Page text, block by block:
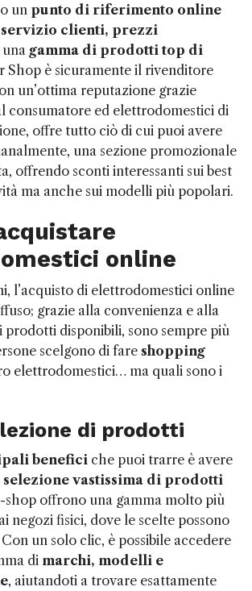
un punto di riferimento online
clienti, prezzi
gamma di prodotti top di
Shop è sicuramente il rivenditore
un’ottima reputazione grazie
consumatore ed elettrodomestici di
offre tutto ciò di cui puoi avere
una sezione promozionale
offrendo sconti interessanti sui best
ma anche sui modelli più popolari.
online
l’acquisto di elettrodomestici online
grazie alla convenienza e alla
prodotti disponibili, sono sempre più
scelgono di fare shopping
elettrodomestici… ma quali sono i
di prodotti
beneficiche puoi trarre è avere
selezione vastissima di prodotti
shop offrono una gamma molto più
negozi fisici, dove le scelte possono
un solo clic, è possibile accedere
di marchi, modelli e
, aiutandoti a trovare esattamente